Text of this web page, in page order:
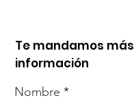
Te mandamos más
información
Nombre